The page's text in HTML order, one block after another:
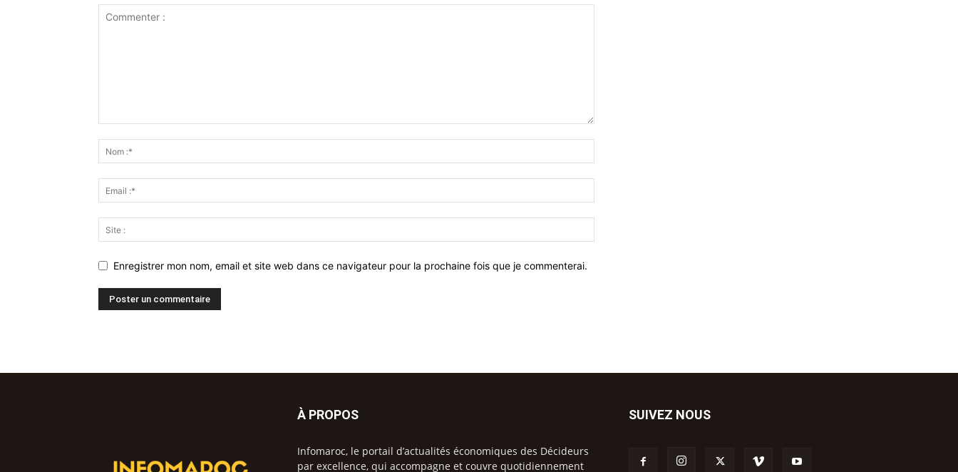
Enregistrer mon nom, email et site web dans ce navigateur pour la prochaine fois que je commenterai.
À PROPOS
Infomaroc, le portail d’actualités économiques des Décideurs
par excellence, qui accompagne et couvre quotidiennement
SUIVEZ NOUS